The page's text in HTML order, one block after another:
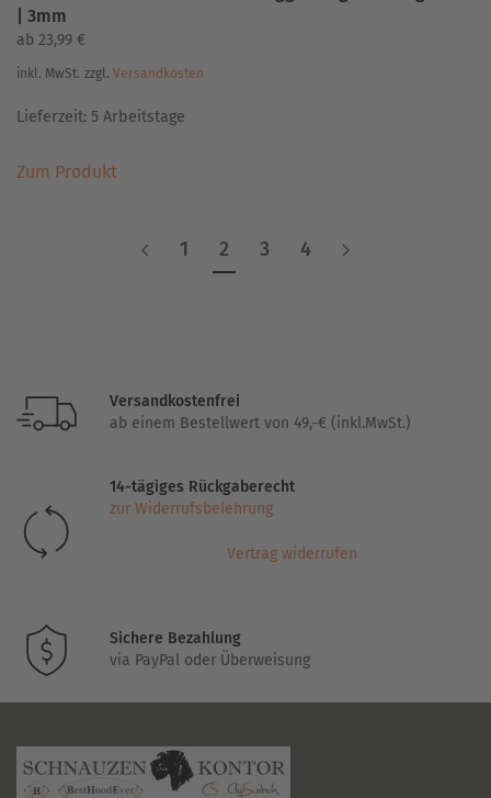
| 3mm
ab 23,99 €
inkl. MwSt. zzgl. Versandkosten
Lieferzeit: 5 Arbeitstage
Zum ProduktProdukt
Varianten
der
werden
1 2 3 4
Versandkostenfrei
ab einem Bestellwert von 49,-€ (inkl.MwSt.)
14-tägiges Rückgaberecht
zur Widerrufsbelehrung
Vertrag widerrufen
Sichere Bezahlung
via PayPal oder Überweisung